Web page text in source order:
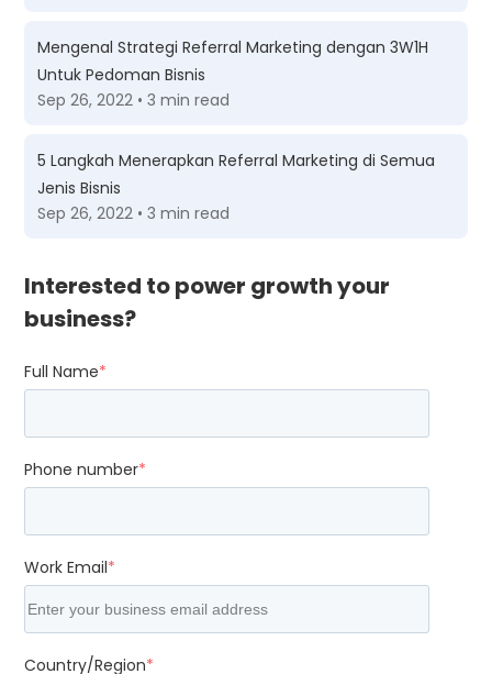
Mengenal Strategi Referral Marketing dengan 3W1H
Untuk Pedoman Bisnis
Sep 26, 2022 • 3 min read
5 Langkah Menerapkan Referral Marketing di Semua
Jenis Bisnis
Sep 26, 2022 • 3 min read
Interested to power growth your
business?
Full Name*
Phone number*
Work Email*
Country/Region*